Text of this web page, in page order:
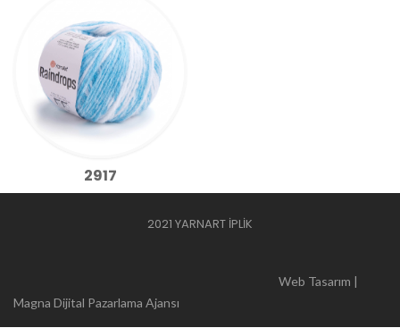
2917
2021 YARNART İPLİK
Web Tasarım |
Magna Dijital Pazarlama Ajansı